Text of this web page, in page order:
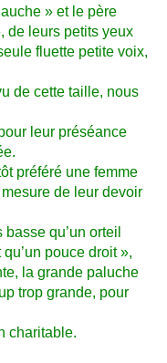
» et le père
de leurs petits yeux
fluette petite voix,
de cette taille, nous
leur préséance
préféré une femme
de leur devoir
qu’un orteil
pouce droit »,
la grande paluche
trop grande, pour
charitable.